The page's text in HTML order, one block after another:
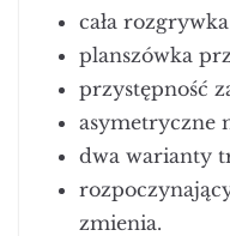
cała
planszówka
przystępność
asymetryczne
dwa warianty
zmienia.